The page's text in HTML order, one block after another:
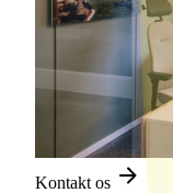
Kontakt os